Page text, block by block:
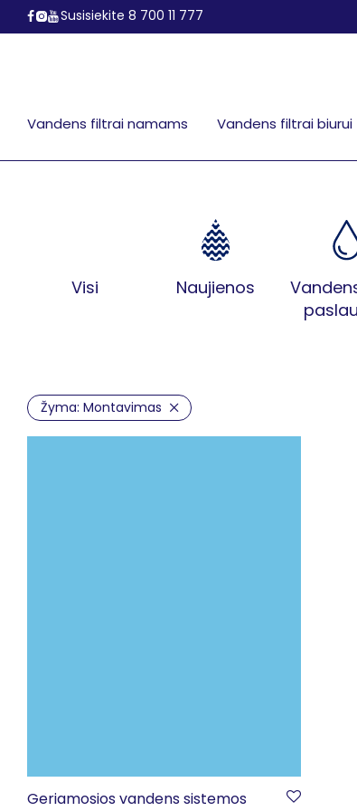
Susisiekite 8 700 11 777
Vandens filtrai namams Vandens filtrai biurui
Visi Naujienos
Žyma: Montavimas
Geriamosios vandens sistemos